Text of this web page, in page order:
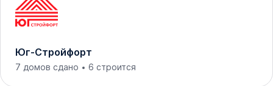
Юг-Стройфорт
7 домов сдано 6 строится